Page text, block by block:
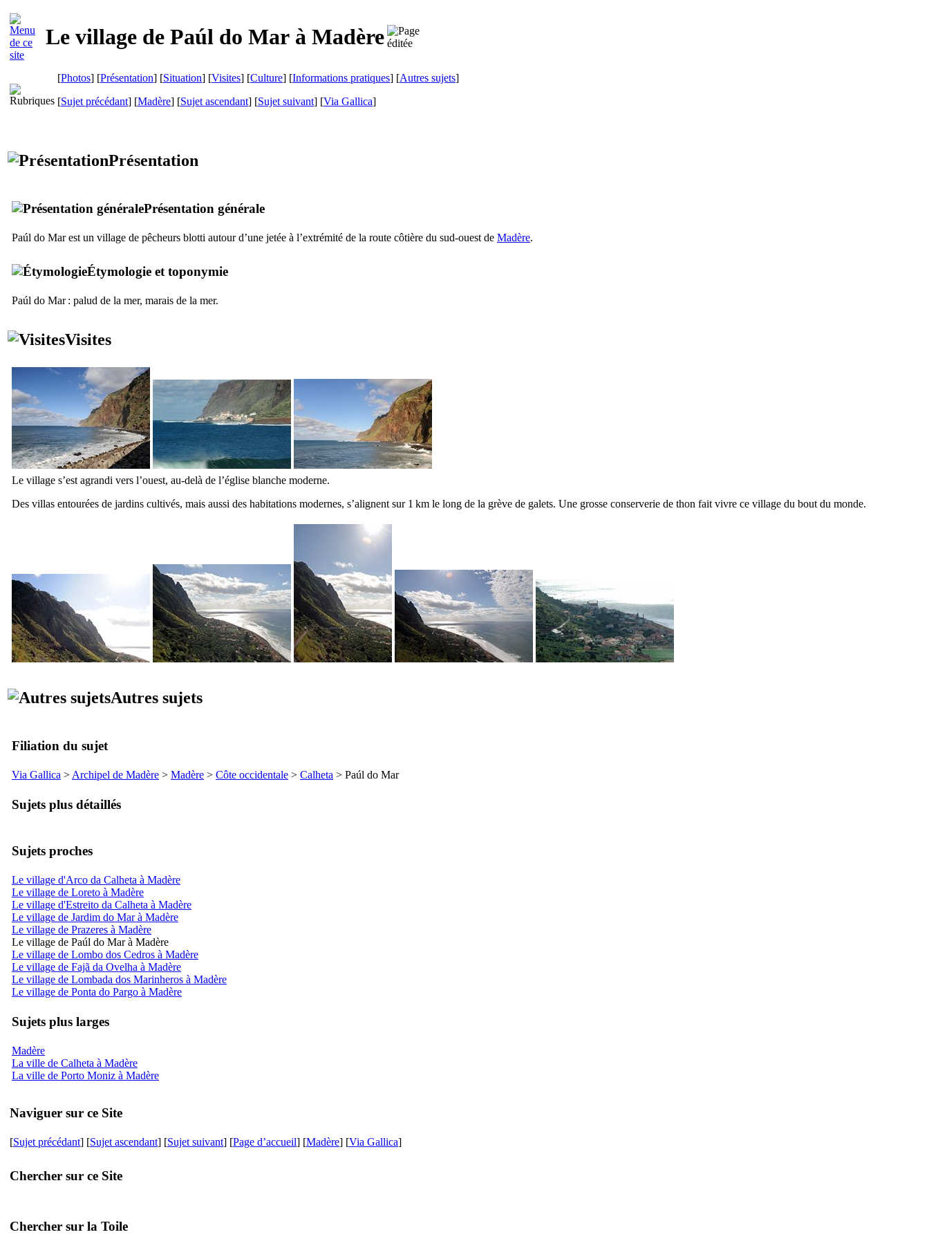
Le village de Paúl do Mar à Madère
[Photos] [Présentation] [Situation] [Visites] [Culture] [Informations pratiques] [Autres sujets]
[Sujet précédant] [Madère] [Sujet ascendant] [Sujet suivant] [Via Gallica]
Présentation
Présentation générale
Paúl do Marest un village de pêcheurs blotti autour d’une jetée à l’extrémité de la route côtière du sud-ouest de Madère.
Étymologie et toponymie
Paúl do Mar: palud de la mer, marais de la mer.
Visites
Le village s’est agrandi vers l’ouest, au-delà de l’église blanche moderne.
Des villas entourées de jardins cultivés, mais aussi des habitations modernes, s’alignent sur 1 km le long de la grève de galets. Une grosse conserverie de thon fait vivre ce village du bout du monde.
Autres sujets
Filiation du sujet
Via Gallica > Archipel de Madère > Madère > Côte occidentale > Calheta > Paúl do Mar
Sujets plus détaillés
Sujets proches
Le village d'Arco da Calheta à Madère
Le village de Loreto à Madère
Le village d'Estreito da Calheta à Madère
Le village de Jardim do Mar à Madère
Le village de Prazeres à Madère
Le village de Paúl do Mar à Madère
Le village de Lombo dos Cedros à Madère
Le village de Fajã da Ovelha à Madère
Le village de Lombada dos Marinheros à Madère
Le village de Ponta do Pargo à Madère
Sujets plus larges
Madère
La ville de Calheta à Madère
La ville de Porto Moniz à Madère
Naviguer sur ce Site
[Sujet précédant] [Sujet ascendant] [Sujet suivant] [Page d’accueil] [Madère] [Via Gallica]
Chercher sur ce Site
Chercher sur la Toile